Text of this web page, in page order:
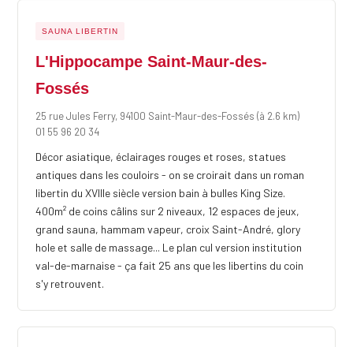
SAUNA LIBERTIN
L'Hippocampe Saint-Maur-des-
Fossés
25 rue Jules Ferry, 94100 Saint-Maur-des-Fossés(à 2.6 km)
01 55 96 20 34
Décor asiatique, éclairages rouges et roses, statues
antiques dans les couloirs - on se croirait dans un roman
libertin du XVIIIe siècle version bain à bulles King Size.
400m² de coins câlins sur 2 niveaux, 12 espaces de jeux,
grand sauna, hammam vapeur, croix Saint-André, glory
hole et salle de massage... Le plan cul version institution
val-de-marnaise - ça fait 25 ans que les libertins du coin
s'y retrouvent.